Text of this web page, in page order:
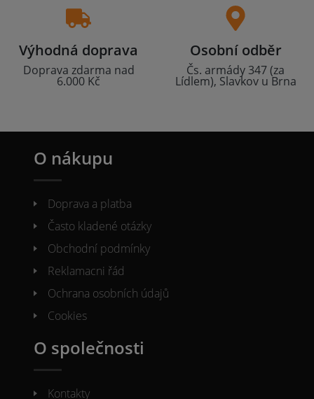
Výhodná doprava
Doprava zdarma nad
6.000 Kč
Osobní odběr
Čs. armády 347 (za
Lídlem), Slavkov u Brna
O nákupu
Doprava a platba
Často kladené otázky
Obchodní podmínky
Reklamacni řád
Ochrana osobních údajů
Cookies
O společnosti
Kontakty